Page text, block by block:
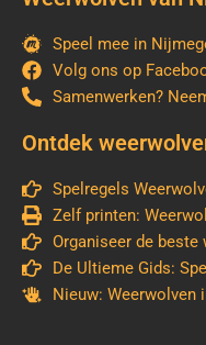
Speel mee in
Volg ons op
Samenwerken?
Ontdek
Spelregels
Zelf printen:
Organiseer de beste
De Ultieme Gids:
Nieuw: Weerwolven